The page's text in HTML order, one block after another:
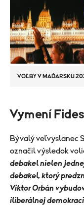
VOĽBY V MAĎARSKU
Vymení
Bývalý veľvyslanec
označil výsledok
debakel nielen
debakel, ktorý
Viktor Orbán
iliberálnej